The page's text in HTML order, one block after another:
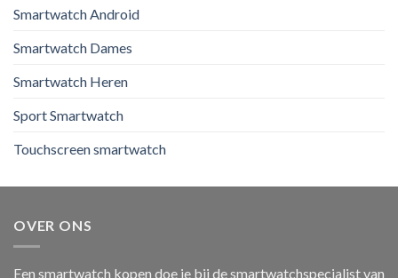
Smartwatch Android
Smartwatch Dames
Smartwatch Heren
Sport Smartwatch
Touchscreen smartwatch
OVER ONS
Een smartwatch kopen doe je bij de smartwatchspecialist van